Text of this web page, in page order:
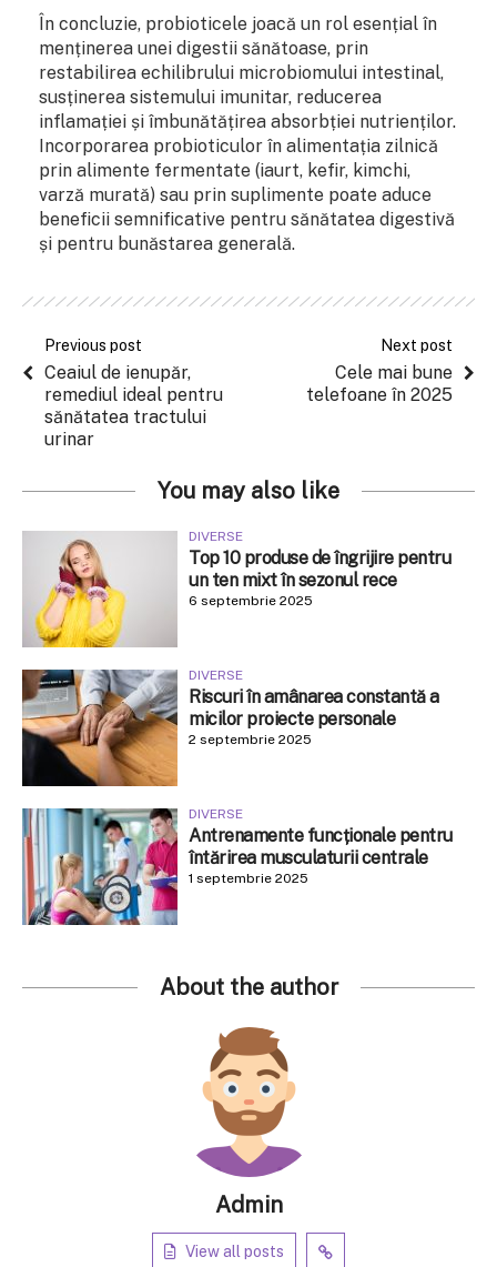
În concluzie, probioticele joacă un rol esențial în
menținerea unei digestii sănătoase, prin
restabilirea echilibrului microbiomului intestinal,
susținerea sistemului imunitar, reducerea
inflamației și îmbunătățirea absorbției nutrienților.
Incorporarea probioticulor în alimentația zilnică
prin alimente fermentate (iaurt, kefir, kimchi,
varză murată) sau prin suplimente poate aduce
beneficii semnificative pentru sănătatea digestivă
și pentru bunăstarea generală.
Previous post
Ceaiul de ienupăr,
remediul ideal pentru
sănătatea tractului
urinar
Next post
Cele mai bune
telefoane în 2025
You may also like
DIVERSE
Top 10 produse de îngrijire pentru
un ten mixt în sezonul rece
6 septembrie 2025
DIVERSE
Riscuri în amânarea constantă a
micilor proiecte personale
2 septembrie 2025
DIVERSE
Antrenamente funcționale pentru
întărirea musculaturii centrale
1 septembrie 2025
About the author
Admin
View all posts